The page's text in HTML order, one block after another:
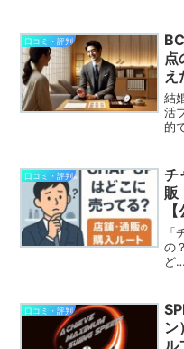
評
で
口コミ・評判
点
え
結
活
的
の
「
口コミ・評判
チ
販
の
ど
に
頭
口コミ・評判
ン